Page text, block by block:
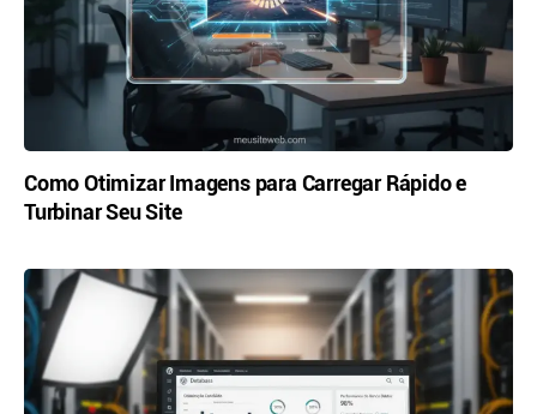
Como Otimizar Imagens para Carregar Rápido e
Turbinar Seu Site